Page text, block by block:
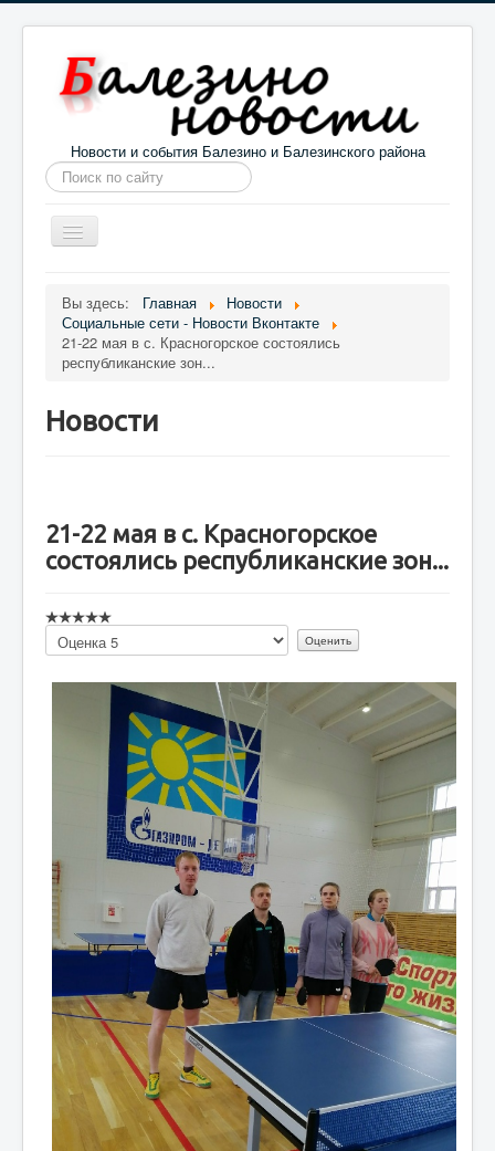
Новости и события Балезино и Балезинского района
Искать...
Toggle
Navigation
Информация Галерея О проекте
Вы здесь: Главная
Новости
Социальные сети - Новости Вконтакте
21-22 мая в с. Красногорское состоялись
республиканские зон...
Новости
21-22 мая в с. Красногорское
состоялись республиканские зон...
Пожалуйста,
оцените